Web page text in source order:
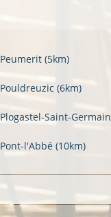
Peumerit (5km)
Pouldreuzic (6km)
Plogastel-Saint-Germain
Pont-l'Abbé (10km)